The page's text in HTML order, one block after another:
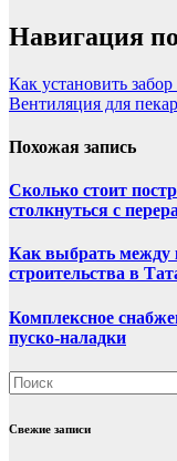
Навигация
Как установить
Вентиляция для
Похожая запись
Сколько стоит
столкнуться с
Как выбрать
строительства в
Комплексное
пуско-наладки
Свежие записи